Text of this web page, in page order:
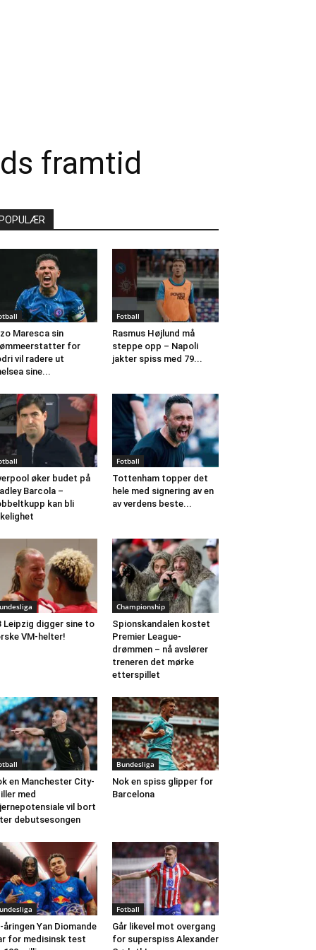
framtid
POPULÆR
Maresca sin
for
vil radere ut
sine...
Fotball
Rasmus Højlund må
steppe opp – Napoli
jakter spiss med 79...
øker budet på
Barcola –
kan bli
Fotball
Tottenham topper det
hele med signering av en
av verdens beste...
Leipzig digger sine to
VM-helter!
Championship
Spionskandalen kostet
Premier League-
drømmen – nå avslører
treneren det mørke
etterspillet
en Manchester City-
med
vil bort
debutsesongen
Bundesliga
Nok en spiss glipper for
Barcelona
åringen Yan Diomande
for medisinsk test
Fotball
Går likevel mot overgang
for superspiss Alexander